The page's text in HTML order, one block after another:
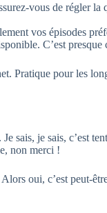
vous de régler
vos épisodes
C’est
Pratique pour les
sais, je sais, c’est
non merci !
oui, c’est peut-